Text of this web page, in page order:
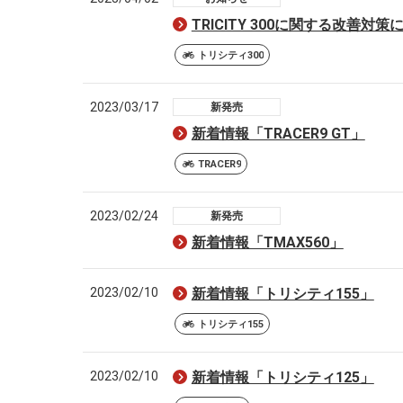
TRICITY 300に関する改善対策
トリシティ300
2023/03/17 新発売
新着情報「TRACER9 GT」
TRACER9
2023/02/24 新発売
新着情報「TMAX560」
2023/02/10 新着情報「トリシティ155」
トリシティ155
2023/02/10 新着情報「トリシティ125」